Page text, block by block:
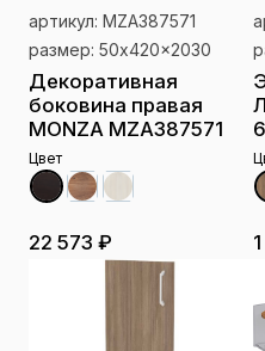
артикул: MZA387571
размер: 50x420x2030
Декоративная
боковина правая
MONZA MZA387571
Цвет
22 573 ₽